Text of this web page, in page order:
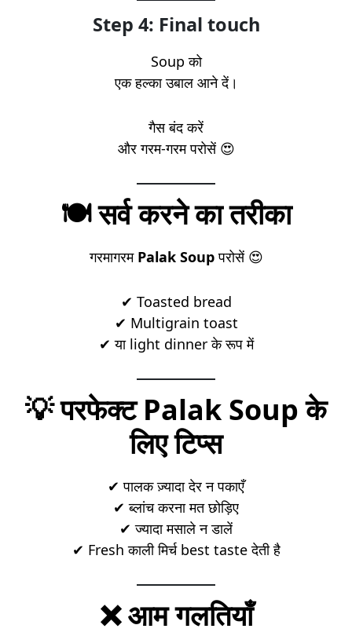
Step 4: Final touch
Soup को
एक हल्का उबाल आने दें।
गैस बंद करें
और गरम-गरम परोसें 😍
🍽️ सर्व करने का तरीका
गरमागरम Palak Soupपरोसें 😍
✔ Toasted bread
✔ Multigrain toast
✔ या light dinner के रूप में
💡 परफेक्ट Palak Soup के
लिए टिप्स
✔ पालक ज़्यादा देर न पकाएँ
✔ ब्लांच करना मत छोड़िए
✔ ज्यादा मसाले न डालें
✔ Fresh काली मिर्च best taste देती है
❌ आम गलतियाँ